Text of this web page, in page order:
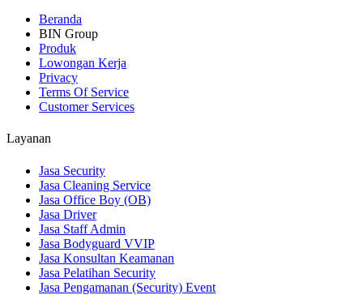
Beranda
BIN Group
Produk
Lowongan Kerja
Privacy
Terms Of Service
Customer Services
Layanan
Jasa Security
Jasa Cleaning Service
Jasa Office Boy (OB)
Jasa Driver
Jasa Staff Admin
Jasa Bodyguard VVIP
Jasa Konsultan Keamanan
Jasa Pelatihan Security
Jasa Pengamanan (Security) Event